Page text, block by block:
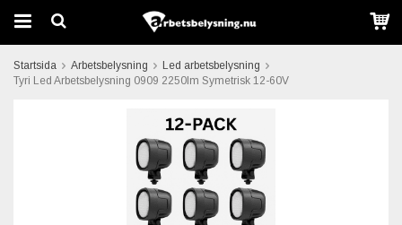
Startsida Arbetsbelysning
Led arbetsbelysning
Tyri Led Arbetsbelysning 0909 2250lm Symetrisk 12-60V